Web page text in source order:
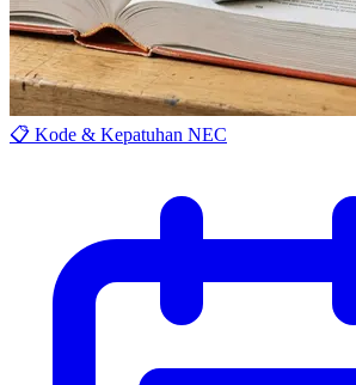
📋 Kode & Kepatuhan NEC